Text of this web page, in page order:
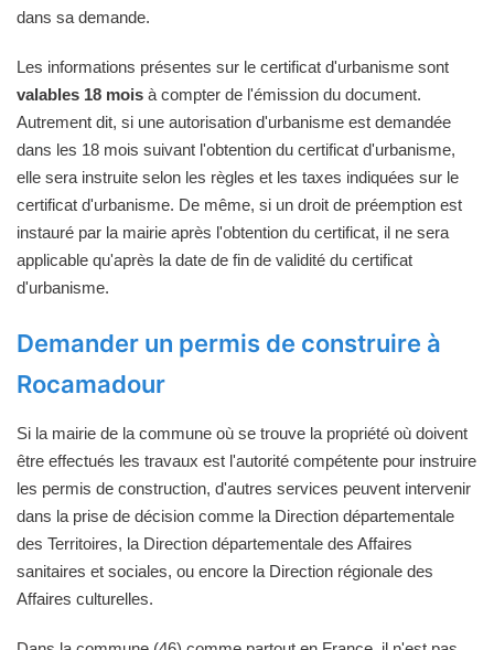
dans sa demande.
Les informations présentes sur le certificat d'urbanisme sont
valables 18 mois à compter de l'émission du document.
Autrement dit, si une autorisation d'urbanisme est demandée
dans les 18 mois suivant l'obtention du certificat d'urbanisme,
elle sera instruite selon les règles et les taxes indiquées sur le
certificat d'urbanisme. De même, si un droit de préemption est
instauré par la mairie après l'obtention du certificat, il ne sera
applicable qu'après la date de fin de validité du certificat
d'urbanisme.
Demander un permis de construire à
Rocamadour
Si la mairie de la commune où se trouve la propriété où doivent
être effectués les travaux est l'autorité compétente pour instruire
les permis de construction, d'autres services peuvent intervenir
dans la prise de décision comme la Direction départementale
des Territoires, la Direction départementale des Affaires
sanitaires et sociales, ou encore la Direction régionale des
Affaires culturelles.